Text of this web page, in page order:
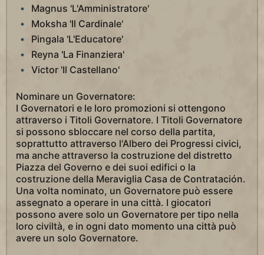
Magnus 'L'Amministratore'
Moksha 'Il Cardinale'
Pingala 'L'Educatore'
Reyna 'La Finanziera'
Victor 'Il Castellano'
Nominare un Governatore:
I Governatori e le loro promozioni si ottengono
attraverso i Titoli Governatore. I Titoli Governatore
si possono sbloccare nel corso della partita,
soprattutto attraverso l'Albero dei Progressi civici,
ma anche attraverso la costruzione del distretto
Piazza del Governo e dei suoi edifici o la
costruzione della Meraviglia Casa de Contratación.
Una volta nominato, un Governatore può essere
assegnato a operare in una città. I giocatori
possono avere solo un Governatore per tipo nella
loro civiltà, e in ogni dato momento una città può
avere un solo Governatore.